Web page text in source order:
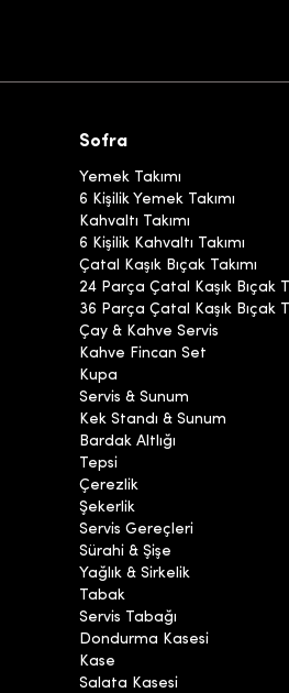
Sofra
Yemek Takımı
6 Kişilik Yemek Takımı
Kahvaltı Takımı
6 Kişilik Kahvaltı Takımı
Çatal Kaşık Bıçak Takımı
24 Parça Çatal Kaşık Bıçak
36 Parça Çatal Kaşık Bıçak
Çay & Kahve Servis
Kahve Fincan Set
Kupa
Servis & Sunum
Kek Standı & Sunum
Bardak Altlığı
Tepsi
Çerezlik
Şekerlik
Servis Gereçleri
Sürahi & Şişe
Yağlık & Sirkelik
Tabak
Servis Tabağı
Dondurma Kasesi
Kase
Salata Kasesi